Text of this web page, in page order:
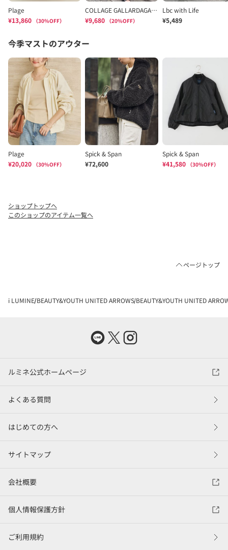
ショップトップへ
このショップのアイテム一覧へ
ページトップ
i LUMINE BEAUTY&YOUTH UNITED ARROWS BEAUTY&YOUTH UNITED
ルミネ公式ホームページ
よくある質問
はじめての方へ
サイトマップ
会社概要
個人情報保護方針
ご利用規約